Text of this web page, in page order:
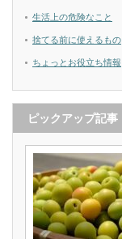
生活上の危険なこと
捨てる前に使えるもの
ちょっとお役立ち情報
ピックアップ記事